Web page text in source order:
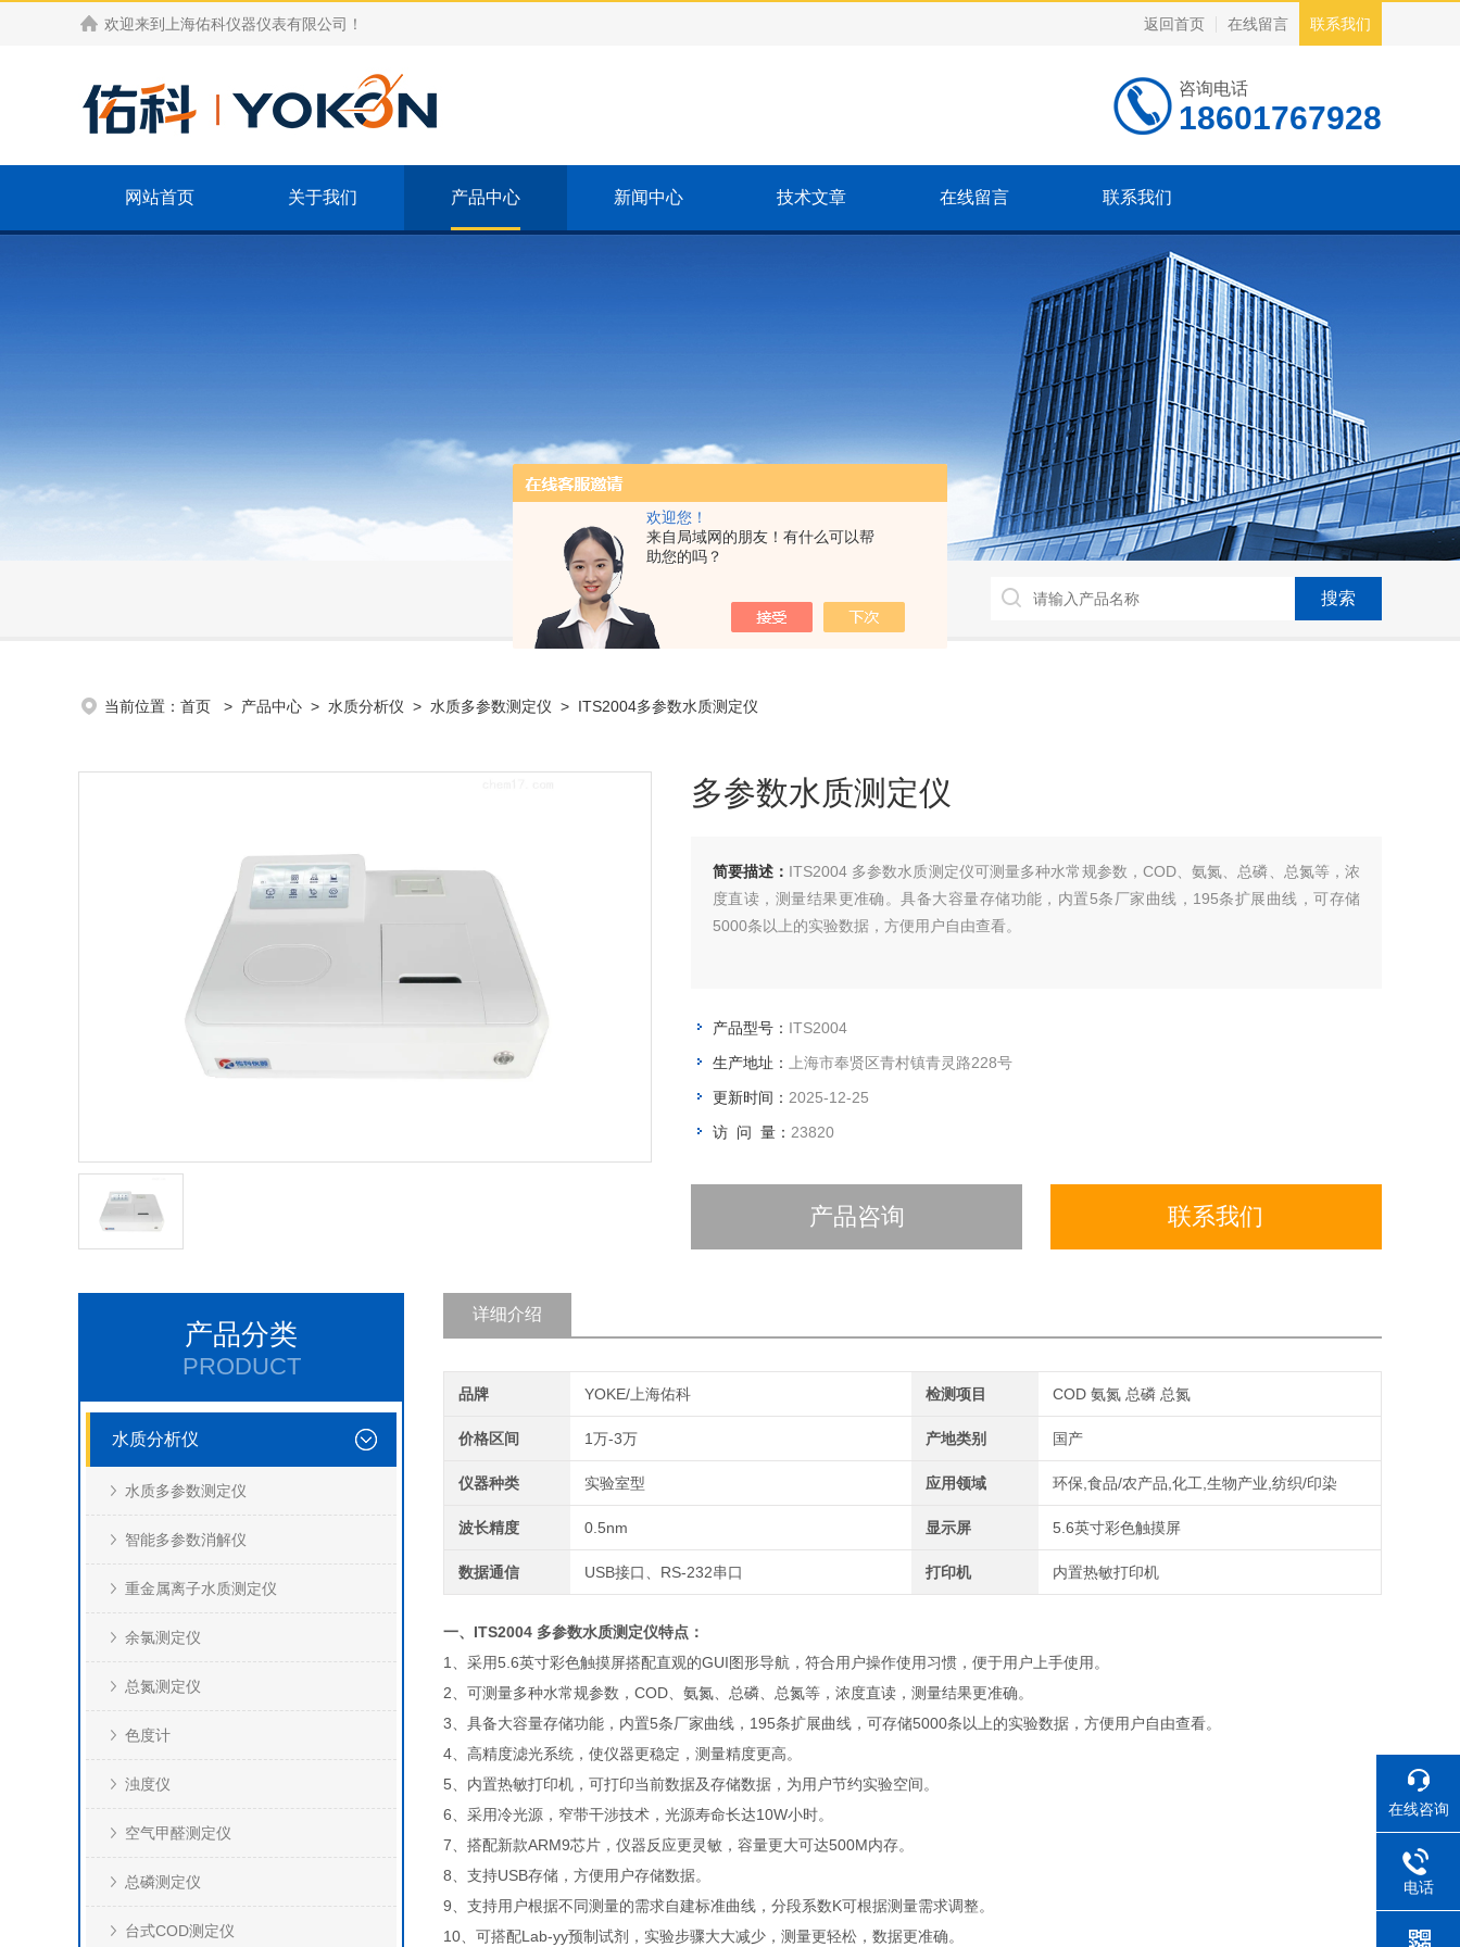
欢迎您！
来自局域网的朋友！有什么可以帮
助您的吗？
欢迎来到 上海佑科仪器仪表有限公司 ！ 返回首页 在线留言 联系我们
咨询电话
18601767928
网站首页 关于我们 产品中心 新闻中心 技术文章 在线留言 联系我们
当前位置： 首页 > 产品中心 > 水质分析仪 > 水质多参数测定仪 > ITS2004多参数水质测定仪
多参数水质测定仪
简要描述： ITS2004 多参数水质测定仪可测量多种水常规参数，COD、氨氮、总磷、总氮等，浓
度直读，测量结果更准确。具备大容量存储功能，内置5条厂家曲线，195条扩展曲线，可存储
5000条以上的实验数据，方便用户自由查看。
产品型号： ITS2004
生产地址：
上海市奉贤区青村镇青灵路228号
更新时间： 2025-12-25
访 问 量： 23820
产品咨询 联系我们
产品分类
PRODUCT
水质分析仪
水质多参数测定仪
智能多参数消解仪
重金属离子水质测定仪
余氯测定仪
总氮测定仪
色度计
浊度仪
空气甲醛测定仪
总磷测定仪
台式COD测定仪
详细介绍
品牌 YOKE/上海佑科 检测项目 COD 氨氮 总磷 总氮
价格区间 1万-3万 产地类别 国产
仪器种类 实验室型 应用领域 环保,食品/农产品,化工,生物产业,纺织/印染
波长精度 0.5nm 显示屏 5.6英寸彩色触摸屏
数据通信 USB接口、RS-232串口 打印机 内置热敏打印机
一、ITS2004 多参数水质测定仪特点：
1、采用5.6英寸彩色触摸屏搭配直观的GUI图形导航，符合用户操作使用习惯，便于用户上手使用。
2、可测量多种水常规参数，COD、氨氮、总磷、总氮等，浓度直读，测量结果更准确。
3、具备大容量存储功能，内置5条厂家曲线，195条扩展曲线，可存储5000条以上的实验数据，方便用户自由查看。
4、高精度滤光系统，使仪器更稳定，测量精度更高。
5、内置热敏打印机，可打印当前数据及存储数据，为用户节约实验空间。
6、采用冷光源，窄带干涉技术，光源寿命长达10W小时。
7、搭配新款ARM9芯片，仪器反应更灵敏，容量更大可达500M内存。
8、支持USB存储，方便用户存储数据。
9、支持用户根据不同测量的需求自建标准曲线，分段系数K可根据测量需求调整。
10、可搭配Lab-yy预制试剂，实验步骤大大减少，测量更轻松，数据更准确。
在线咨询
电话